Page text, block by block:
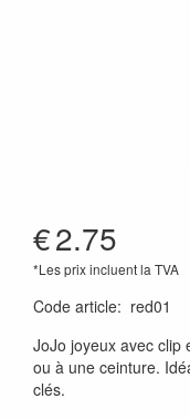
€2.75
*Les prix incluent la TVA
Code article: red01
JoJo joyeux avec clip
ou à une ceinture.
clés.